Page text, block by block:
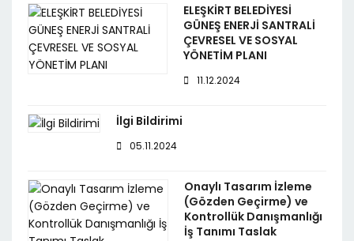
ELEŞKİRT BELEDİYESİ
GÜNEŞ ENERJİ SANTRALİ
ÇEVRESEL VE SOSYAL
YÖNETİM PLANI
11.12.2024
İlgi Bildirimi
05.11.2024
Onaylı Tasarım İzleme
(Gözden Geçirme) ve
Kontrollük Danışmanlığı
İş Tanımı Taslak